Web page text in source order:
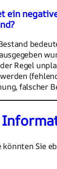
ein
Regel
falscher
könnten Sie